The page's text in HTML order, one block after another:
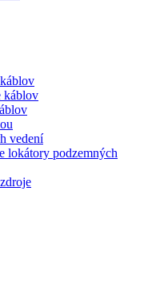
káblov
vedení
lokátory podzemných